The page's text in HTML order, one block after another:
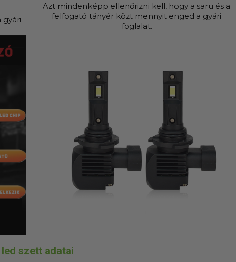
gyári
Azt mindenképp ellenőrizni kell, hogy a saru és a
felfogató tányér közt mennyit enged a gyári
foglalat.
led szett adatai